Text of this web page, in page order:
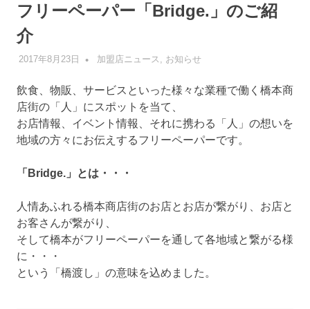
フリーペーパー「Bridge.」のご紹
介
2017年8月23日 管理者
加盟店ニュース , お知らせ
飲食、物販、サービスといった様々な業種で働く橋本商
店街の「人」にスポットを当て、
お店情報、イベント情報、それに携わる「人」の想いを
地域の方々にお伝えするフリーペーパーです。
「Bridge.」とは・・・
人情あふれる橋本商店街のお店とお店が繋がり、お店と
お客さんが繋がり、
そして橋本がフリーペーパーを通して各地域と繋がる様
に・・・
という「橋渡し」の意味を込めました。